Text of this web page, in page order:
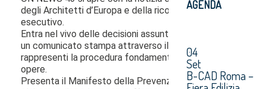
AGENDA
04
Set
B-CAD Roma –